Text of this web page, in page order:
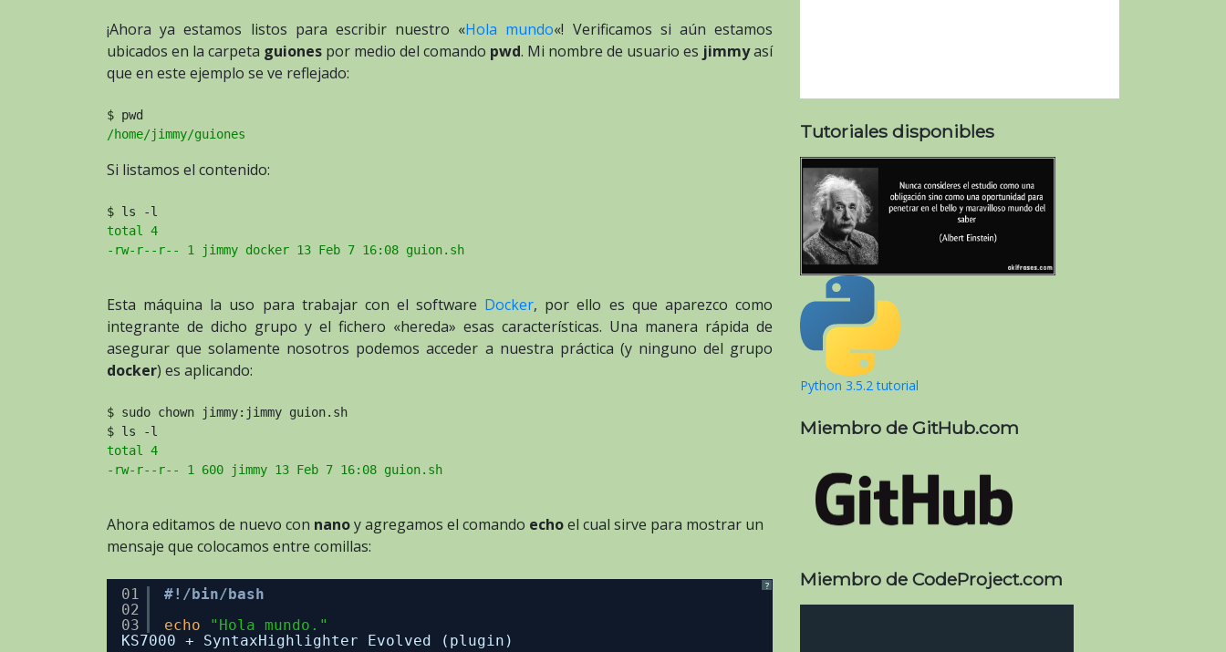
¡Ahora ya estamos listos para escribir nuestro «Hola mundo«! Verificamos si aún estamos
ubicados en la carpeta guiones por medio del comando pwd. Mi nombre de usuario es jimmyasí
que en este ejemplo se ve reflejado:
$ pwd
/home/jimmy/guiones
Si listamos el contenido:
$ ls -l
total 4
-rw-r--r-- 1 jimmy docker 13 Feb 7 16:08 guion.sh
Esta máquina la uso para trabajar con el software Docker, por ello es que aparezco como
integrante de dicho grupo y el fichero «hereda» esas características. Una manera rápida de
asegurar que solamente nosotros podemos acceder a nuestra práctica (y ninguno del grupo
docker) es aplicando:
$ sudo chown jimmy:jimmy guion.sh
$ ls -l
total 4
-rw-r--r-- 1 600 jimmy 13 Feb 7 16:08 guion.sh
Ahora editamos de nuevo con nanoy agregamos el comando echoel cual sirve para mostrar un
mensaje que colocamos entre comillas:
?
KS7000 + SyntaxHighlighter Evolved (plugin)
01
02
03
#!/bin/bash
echo
"Hola mundo."
Tutoriales disponibles
Python 3.5.2 tutorial
Miembro de GitHub.com
Miembro de CodeProject.com